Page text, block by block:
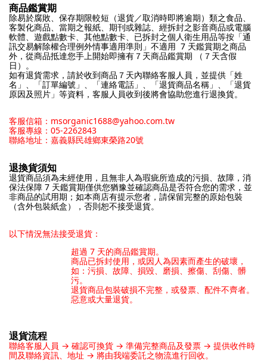
商品鑑賞期
除易於腐敗、保存期限較短（退貨／取消時即將逾期）類之食品、
客製化商品、當期之報紙、期刊或雜誌、經拆封之影音商品或電腦
軟體、遊戲點數卡、其他點數卡、已拆封之個人衛生用品等按「通
訊交易解除權合理例外情事適用準則」不適用 7 天鑑賞期之商品
外，從商品抵達您手上開始即擁有７天商品鑑賞期 （７天含假
日）。
如有退貨需求，請於收到商品７天內聯絡客服人員，並提供「姓
名」、「訂單編號」、「連絡電話」、「退貨商品名稱」、「退貨
原因及照片」等資料，客服人員收到後將會協助您進行退換貨。
客服信箱：msorganic1688@yahoo.com.tw
客服專線：05-2262843
聯絡地址：嘉義縣民雄鄉東榮路20號
退換貨須知
退貨商品須為未經使用，且無非人為瑕疵所造成的污損、故障，消
保法保障 7 天鑑賞期僅供您猶豫並確認商品是否符合您的需求，並
非商品的試用期；如本商店有提示您者，請保留完整的原始包裝
（含外包裝紙盒），否則恕不接受退貨。
以下情況無法接受退貨：
超過 7 天的商品鑑賞期。
商品已拆封使用，或因人為因素而產生的破壞，
如：污損、故障、損毀、磨損、擦傷、刮傷、髒
污。
退貨商品包裝破損不完整，或發票、配件不齊者。
惡意或大量退貨。
退貨流程
聯絡客服人員 → 確認可換貨 → 準備完整商品及發票 → 提供收件時
間及聯絡資訊、地址 → 將由我端委託之物流進行回收。